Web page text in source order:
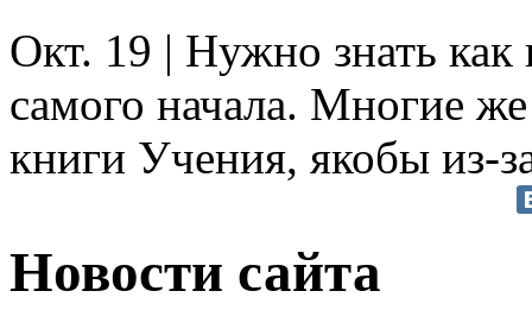
Окт. 19 | Нужно знать как
самого начала. Многие
книги Учения, якобы из-
Новости сайта